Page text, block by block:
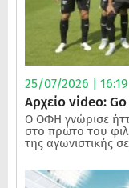
25/07/2026 | 16:19
Αρχείο video:
Ο ΟΦΗ γνώρισε
στο πρώτο του
της αγωνιστικής